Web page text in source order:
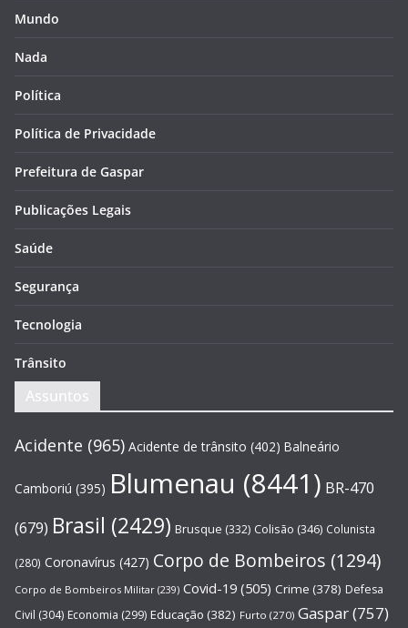
Mundo
Nada
Política
Política de Privacidade
Prefeitura de Gaspar
Publicações Legais
Saúde
Segurança
Tecnologia
Trânsito
Assuntos
Acidente (965) Acidente de trânsito (402) Balneário
Camboriú (395) Blumenau (8441) BR-470
(679) Brasil (2429) Brusque (332) Colisão (346) Colunista
(280) Coronavírus (427) Corpo de Bombeiros (1294)
Corpo de Bombeiros Militar (239) Covid-19 (505) Crime (378) Defesa
Civil (304) Economia (299) Educação (382) Furto (270) Gaspar(757)